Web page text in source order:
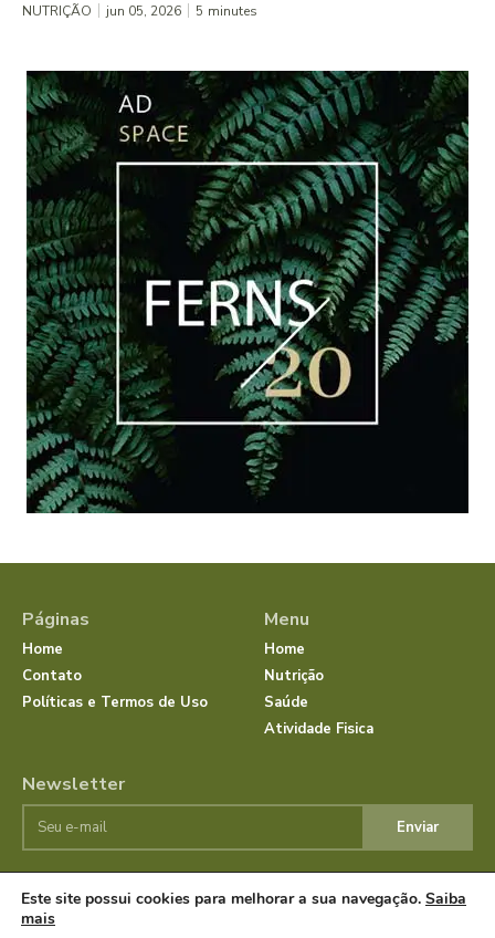
NUTRIÇÃO jun 05, 2026 5 minutes
Páginas
Home
Contato
Políticas e Termos de Uso
Menu
Home
Nutrição
Saúde
Atividade Fisica
Newsletter
Enviar
© JornalSaudeBemEstar.Com.Br 2025 Todos os direitos
reservados.
Este site possui cookies para melhorar a sua navegação. Saiba
mais